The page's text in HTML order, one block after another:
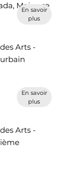
Mairesse
En savoir
plus
Arts -
En savoir
plus
Arts -